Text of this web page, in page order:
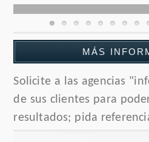
MÁS
Solicite a las agencias
de sus clientes para
resultados; pida